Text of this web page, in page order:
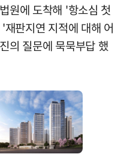
원에 도착해 '항소심 첫
판지연 지적에 대해 어
의 질문에 묵묵부답 했